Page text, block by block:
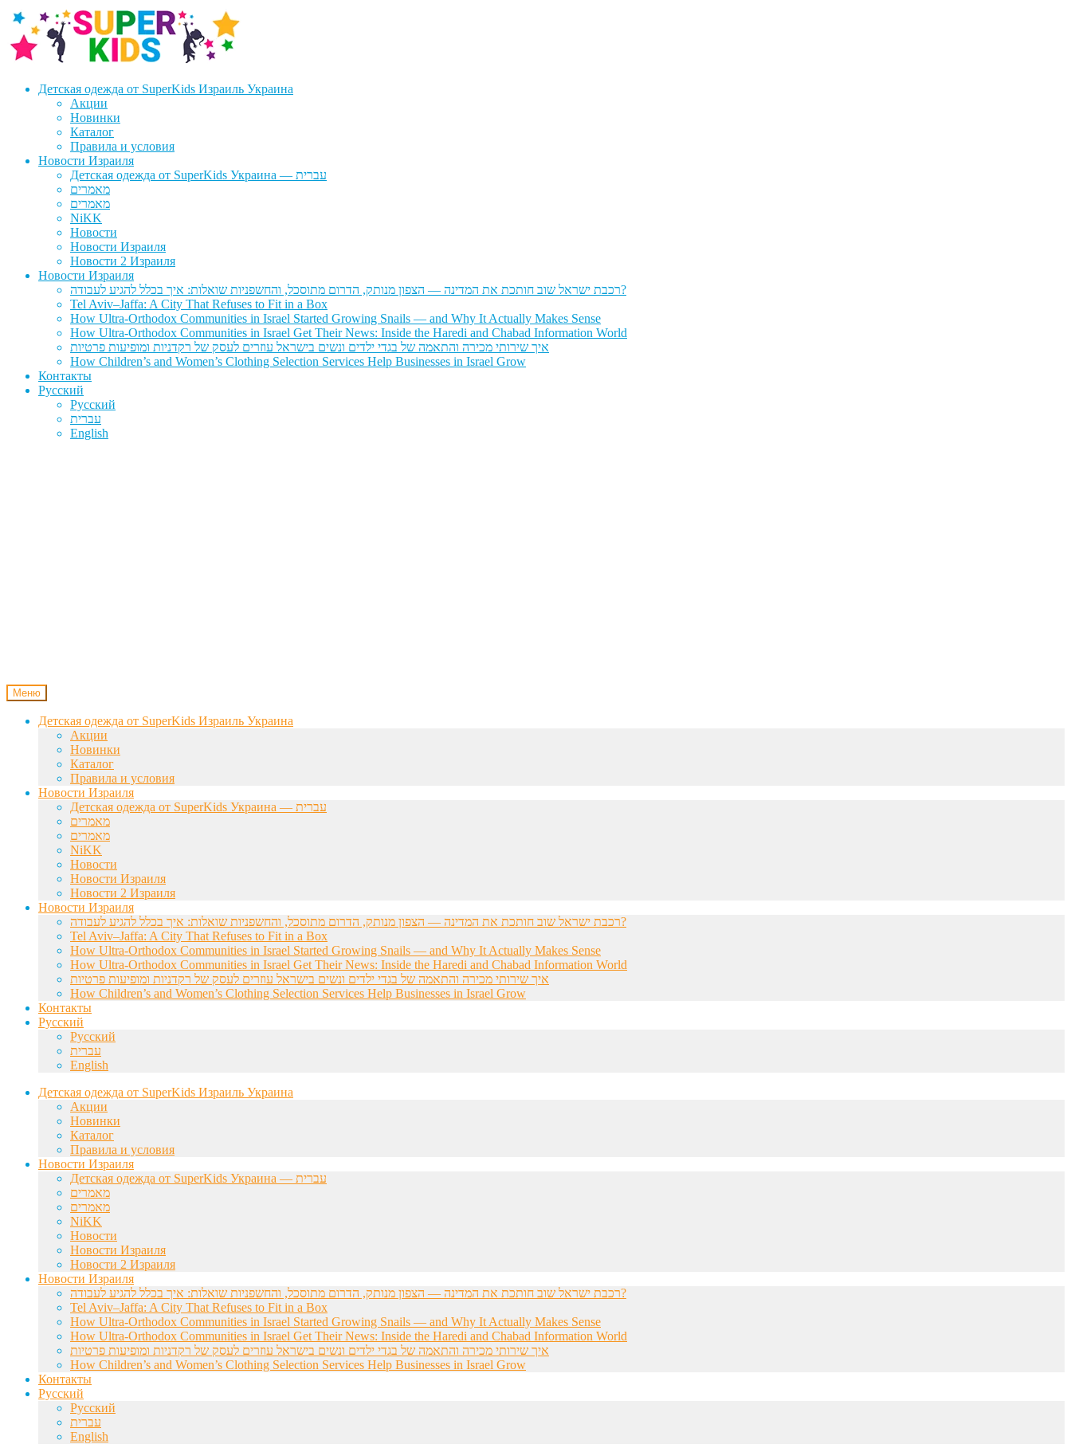
Перейти
навигации
Перейти
содержимому
Детская одежда от SuperKids Израиль Украина
Акции
Новинки
Каталог
Правила и условия
Новости Израиля
Детская одежда от SuperKids Украина — עברית
מאמרים
מאמרים
NiKK
Новости
Новости Израиля
Новости 2 Израиля
Новости Израиля
רכבת ישראל שוב חותכת את המדינה — הצפון מנותק, הדרום מתוסכל, והחשפניות שואלות: איך בכלל להגיע לעבודה?
Tel Aviv–Jaffa: A City That Refuses to Fit in a Box
How Ultra-Orthodox Communities in Israel Started Growing Snails — and Why It Actually Makes Sense
How Ultra-Orthodox Communities in Israel Get Their News: Inside the Haredi and Chabad Information World
איך שירותי מכירה והתאמה של בגדי ילדים ונשים בישראל עוזרים לעסק של רקדניות ומופיעות פרטיות
How Children’s and Women’s Clothing Selection Services Help Businesses in Israel Grow
Контакты
Русский
Русский
עברית
English
Меню
Детская одежда от SuperKids Израиль Украина
Акции
Новинки
Каталог
Правила и условия
Новости Израиля
Детская одежда от SuperKids Украина — עברית
מאמרים
מאמרים
NiKK
Новости
Новости Израиля
Новости 2 Израиля
Новости Израиля
רכבת ישראל שוב חותכת את המדינה — הצפון מנותק, הדרום מתוסכל, והחשפניות שואלות: איך בכלל להגיע לעבודה?
Tel Aviv–Jaffa: A City That Refuses to Fit in a Box
How Ultra-Orthodox Communities in Israel Started Growing Snails — and Why It Actually Makes Sense
How Ultra-Orthodox Communities in Israel Get Their News: Inside the Haredi and Chabad Information World
איך שירותי מכירה והתאמה של בגדי ילדים ונשים בישראל עוזרים לעסק של רקדניות ומופיעות פרטיות
How Children’s and Women’s Clothing Selection Services Help Businesses in Israel Grow
Контакты
Русский
Русский
עברית
English
Детская одежда от SuperKids Израиль Украина
Акции
Новинки
Каталог
Правила и условия
Новости Израиля
Детская одежда от SuperKids Украина — עברית
מאמרים
מאמרים
NiKK
Новости
Новости Израиля
Новости 2 Израиля
Новости Израиля
רכבת ישראל שוב חותכת את המדינה — הצפון מנותק, הדרום מתוסכל, והחשפניות שואלות: איך בכלל להגיע לעבודה?
Tel Aviv–Jaffa: A City That Refuses to Fit in a Box
How Ultra-Orthodox Communities in Israel Started Growing Snails — and Why It Actually Makes Sense
How Ultra-Orthodox Communities in Israel Get Their News: Inside the Haredi and Chabad Information World
איך שירותי מכירה והתאמה של בגדי ילדים ונשים בישראל עוזרים לעסק של רקדניות ומופיעות פרטיות
How Children’s and Women’s Clothing Selection Services Help Businesses in Israel Grow
Контакты
Русский
Русский
עברית
English